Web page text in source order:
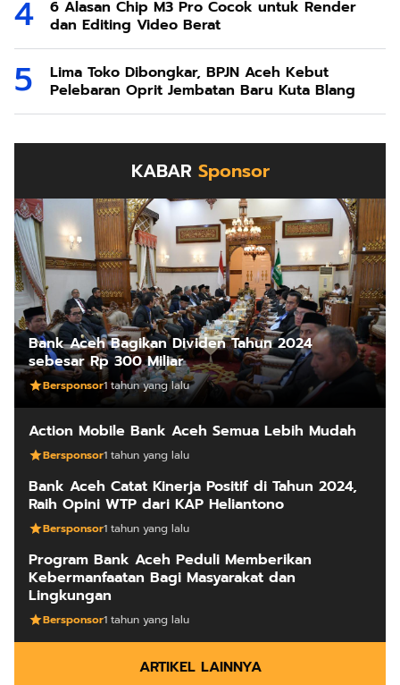
6 Alasan Chip M3 Pro Cocok untuk Render
dan Editing Video Berat
Lima Toko Dibongkar, BPJN Aceh Kebut
Pelebaran Oprit Jembatan Baru Kuta Blang
KABAR Sponsor
Bank Aceh Bagikan Dividen Tahun 2024
sebesar Rp 300 Miliar
Bersponsor1 tahun yang lalu
Action Mobile Bank Aceh Semua Lebih Mudah
Bersponsor1 tahun yang lalu
Bank Aceh Catat Kinerja Positif di Tahun 2024,
Raih Opini WTP dari KAP Heliantono
Bersponsor1 tahun yang lalu
Program Bank Aceh Peduli Memberikan
Kebermanfaatan Bagi Masyarakat dan
Lingkungan
Bersponsor1 tahun yang lalu
ARTIKEL LAINNYA